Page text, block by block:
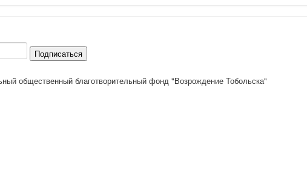
Подписаться
общественный благотворительный фонд "Возрождение Тобольска"